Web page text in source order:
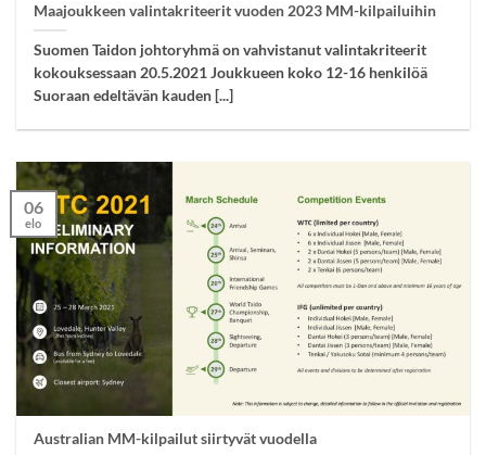
Maajoukkeen valintakriteerit vuoden 2023 MM-kilpailuihin
Suomen Taidon johtoryhmä on vahvistanut valintakriteerit
kokouksessaan 20.5.2021 Joukkueen koko 12-16 henkilöä
Suoraan edeltävän kauden [...]
Australian MM-kilpailut siirtyvät vuodella
06
elo